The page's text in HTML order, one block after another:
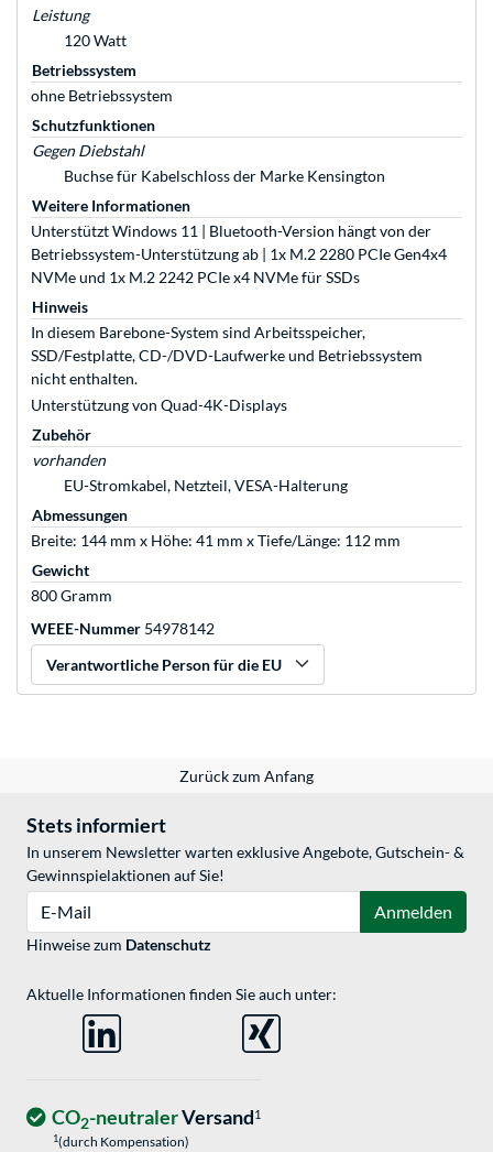
Leistung
120 Watt
Betriebssystem
ohne Betriebssystem
Schutzfunktionen
Gegen Diebstahl
Buchse für Kabelschloss der Marke Kensington
Weitere Informationen
Unterstützt Windows 11 | Bluetooth-Version hängt von der
Betriebssystem-Unterstützung ab | 1x M.2 2280 PCIe Gen4x4
NVMe und 1x M.2 2242 PCIe x4 NVMe für SSDs
Hinweis
In diesem Barebone-System sind Arbeitsspeicher,
SSD/Festplatte, CD-/DVD-Laufwerke und Betriebssystem
nicht enthalten.
Unterstützung von Quad-4K-Displays
Zubehör
vorhanden
EU-Stromkabel, Netzteil, VESA-Halterung
Abmessungen
Breite: 144 mm x Höhe: 41 mm x Tiefe/Länge: 112 mm
Gewicht
800 Gramm
WEEE-Nummer 54978142
Verantwortliche Person für die EU
Zurück zum Anfang
Stets informiert
In unserem Newsletter warten exklusive Angebote, Gutschein- &
Gewinnspielaktionen auf Sie!
Anmelden
Hinweise zum Datenschutz
Aktuelle Informationen finden Sie auch unter:
CO2-neutralerVersand1
1(durch Kompensation)